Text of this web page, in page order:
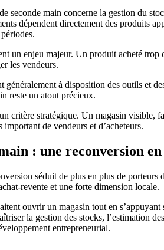
seconde main concerne la gestion du
dépendent directement des produits
un enjeu majeur. Un produit acheté
les vendeurs.
généralement à disposition des outils et
reste un atout précieux.
critère stratégique. Un magasin visible,
de vendeurs et d’acheteurs.
: une reconversion
séduit de plus en plus de
revente et une forte dimension locale.
ouvrir un magasin tout en
la gestion des stocks, l’estimation
entrepreneurial.